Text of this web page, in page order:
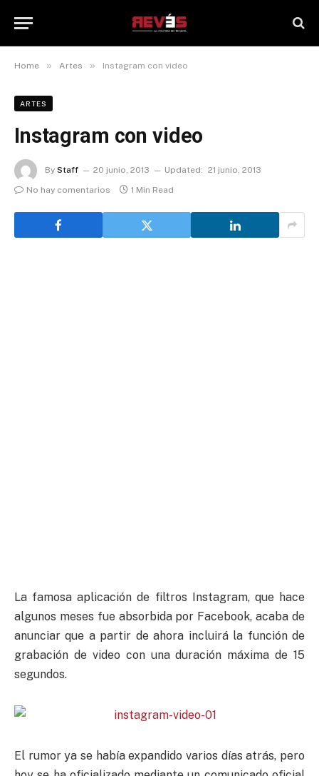
Home » Artes » Instagram con video
ARTES
Instagram con video
By Staff 20 junio, 2013 Updated: 21 junio, 2013
No hay comentarios
1 Min Read
La famosa aplicación de filtros Instagram, que hace
algunos meses fue absorbida por Facebook, acaba de
anunciar que a partir de ahora incluirá la función de
grabación de video con una duración máxima de 15
segundos.
El rumor ya se había expandido varios días atrás, pero